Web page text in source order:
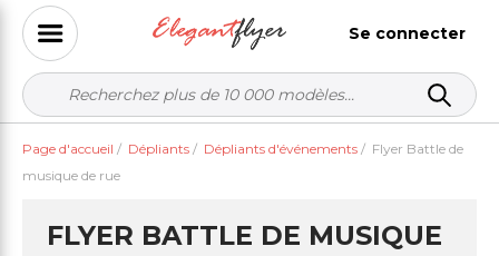
Se connecter
Page d'accueil / Dépliants / Dépliants d'événements / Flyer Battle de
musique de rue
FLYER BATTLE DE MUSIQUE